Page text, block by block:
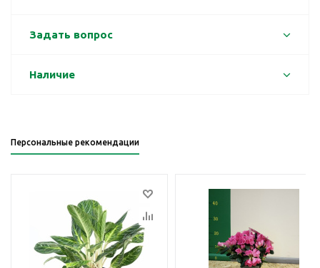
Задать вопрос
Наличие
Персональные рекомендации